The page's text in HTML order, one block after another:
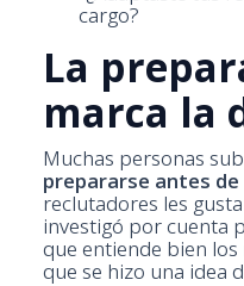
cargo?
La
marca la
Muchas personas
prepararse antes
reclutadores les
investigó por cuenta
que entiende bien
que se hizo una idea